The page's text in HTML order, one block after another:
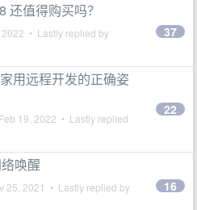
还值得购买吗？
• Lastly replied by 37
用远程开发的正确姿
Feb 19, 2022 • Lastly replied
22
唤醒
25, 2021 • Lastly replied by 16